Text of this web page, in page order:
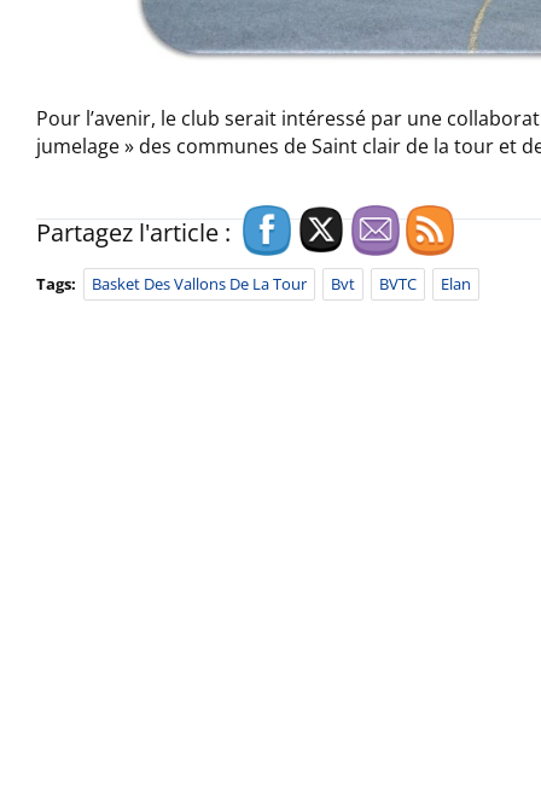
Pour l’avenir, le club serait intéressé par une
jumelage » des communes de Saint clair de la tour et
Partagez l'article :
Tags: Basket Des Vallons De La Tour Bvt BVTC Elan